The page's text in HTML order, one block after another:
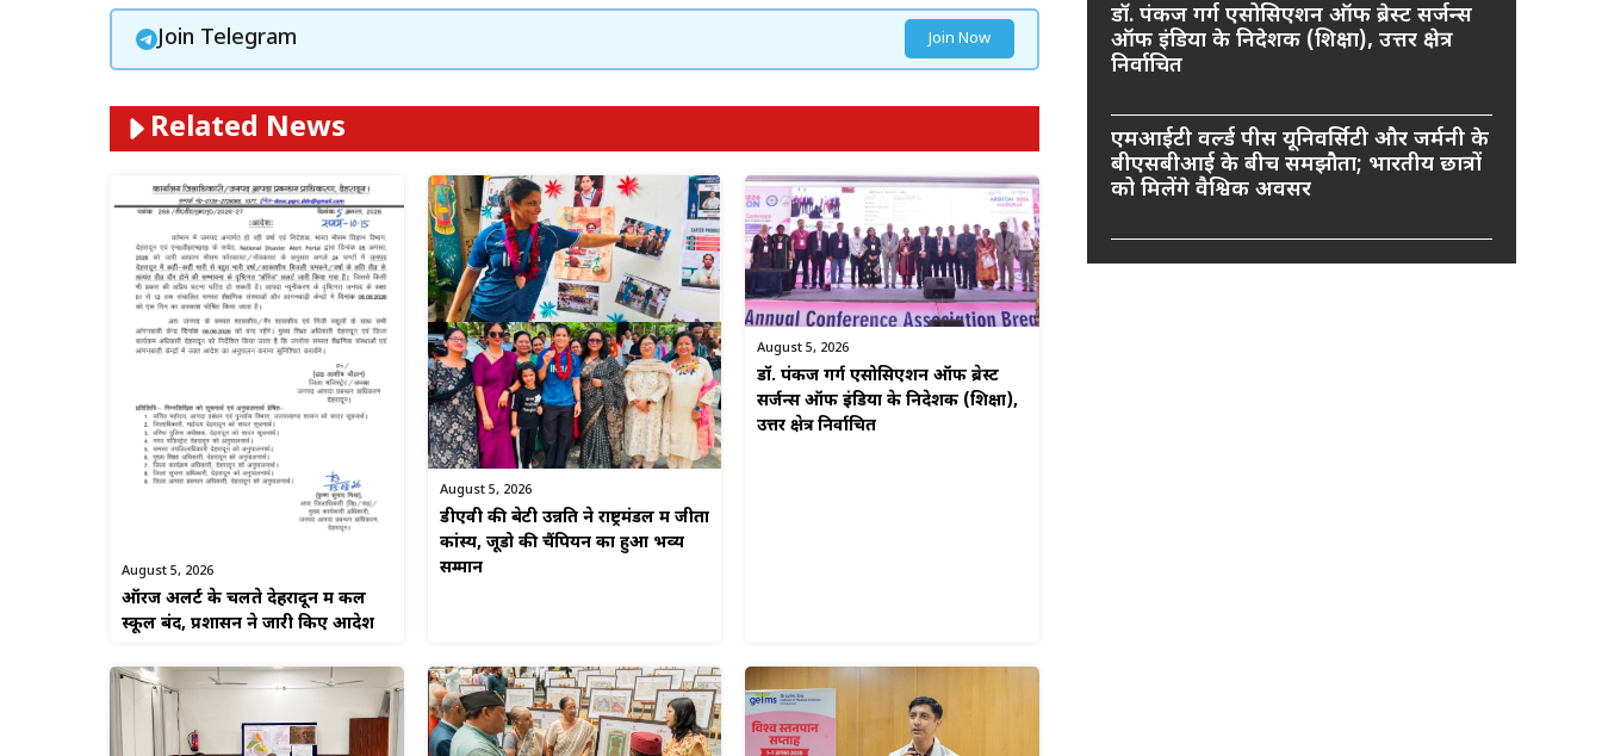
Join Telegram Join Now
Related News
August 5, 2026
ऑरेंज अलर्ट के चलते देहरादून में कल
स्कूल बंद, प्रशासन ने जारी किए आदेश
August 5, 2026
डीएवी की बेटी उन्नति ने राष्ट्रमंडल में जीता
कांस्य, जूडो की चैंपियन का हुआ भव्य
सम्मान
August 5, 2026
डॉ. पंकज गर्ग एसोसिएशन ऑफ ब्रेस्ट
सर्जन्स ऑफ इंडिया के निदेशक (शिक्षा),
उत्तर क्षेत्र निर्वाचित
डॉ. पंकज गर्ग एसोसिएशन ऑफ ब्रेस्ट सर्जन्स
ऑफ इंडिया के निदेशक (शिक्षा), उत्तर क्षेत्र
निर्वाचित
एमआईटी वर्ल्ड पीस यूनिवर्सिटी और जर्मनी के
बीएसबीआई के बीच समझौता; भारतीय छात्रों
को मिलेंगे वैश्विक अवसर